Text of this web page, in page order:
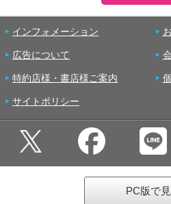
インフォメーション
広告について
特約店様・書店様ご案内
サイトポリシー
PC版で